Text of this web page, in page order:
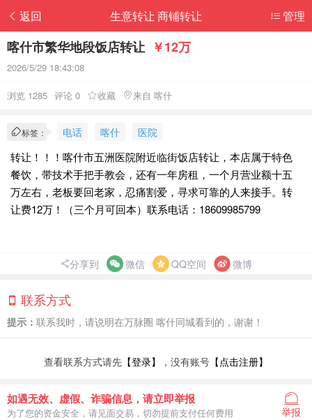
返回 管理
生意转让 商铺转让
喀什市繁华地段饭店转让 ￥12万
2026/5/29 18:43:08
浏览 1285 评论 0 收藏 来自 喀什
标签： 电话 喀什 医院
转让！！！喀什市五洲医院附近临街饭店转让，本店属于特色
餐饮，带技术手把手教会，还有一年房租，一个月营业额十五
万左右，老板要回老家，忍痛割爱，寻求可靠的人来接手。转
让费12万！（三个月可回本）联系电话：18609985799
分享到 微信 QQ空间 微博
联系方式
提示： 联系我时，请说明在万脉圈 喀什同城看到的，谢谢！
查看联系方式请先 【登录】 ，没有账号 【点击注册】
如遇无效、虚假、诈骗信息，请立即举报
为了您的资金安全，请见面交易，切勿提前支付任何费用 举报